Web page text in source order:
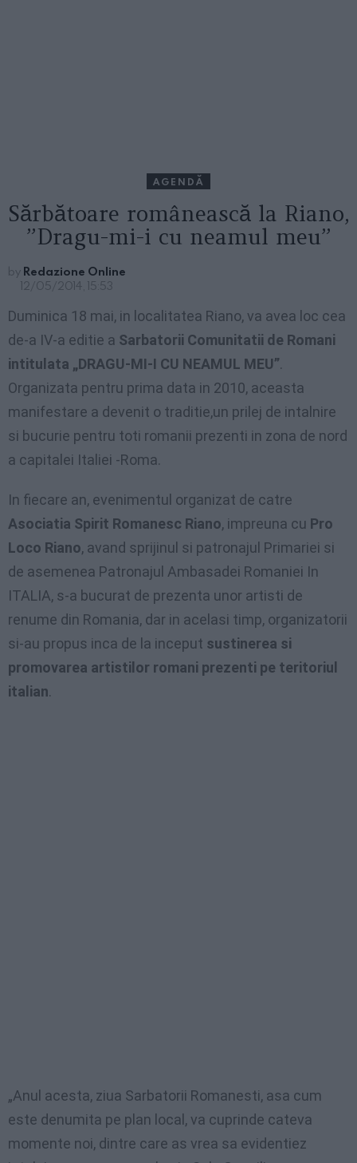
AGENDĂ
Sărbătoare românească la Riano,
”Dragu-mi-i cu neamul meu”
by Redazione Online
12/05/2014, 15:53
Duminica 18 mai, in localitatea Riano, va avea loc cea
de-a IV-a editie a Sarbatorii Comunitatii de Romani
intitulata „DRAGU-MI-I CU NEAMUL MEU”.
Organizata pentru prima data in 2010, aceasta
manifestare a devenit o traditie,un prilej de intalnire
si bucurie pentru toti romanii prezenti in zona de nord
a capitalei Italiei -Roma.
In fiecare an, evenimentul organizat de catre
Asociatia Spirit Romanesc Riano, impreuna cu Pro
Loco Riano, avand sprijinul si patronajul Primariei si
de asemenea Patronajul Ambasadei Romaniei In
ITALIA, s-a bucurat de prezenta unor artisti de
renume din Romania, dar in acelasi timp, organizatorii
si-au propus inca de la inceput sustinerea si
promovarea artistilor romani prezenti pe teritoriul
italian.
„Anul acesta, ziua Sarbatorii Romanesti, asa cum
este denumita pe plan local, va cuprinde cateva
momente noi, dintre care as vrea sa evidentiez